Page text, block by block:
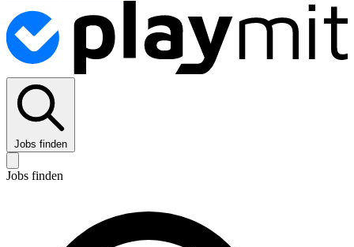
Jobs finden
Jobs finden